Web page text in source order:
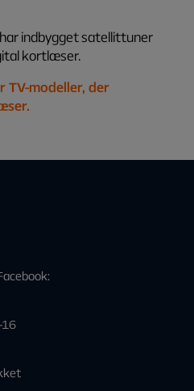
indbygget satellittuner
kortlæser.
TV-modeller, der
16